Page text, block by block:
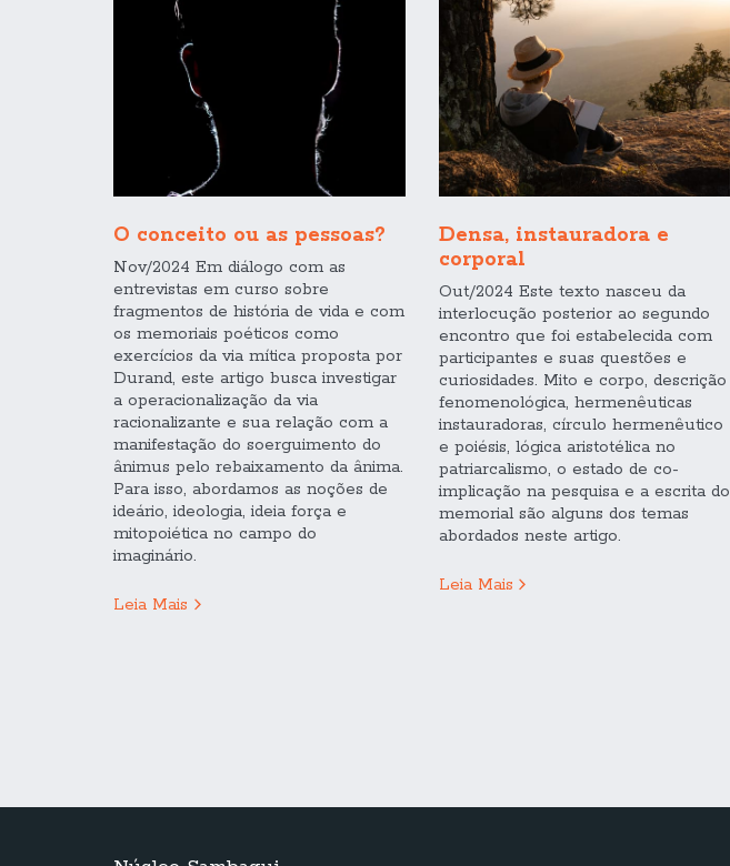
O conceito ou as pessoas?
Nov/2024 Em diálogo com as
entrevistas em curso sobre
fragmentos de história de vida e com
os memoriais poéticos como
exercícios da via mítica proposta por
Durand, este artigo busca investigar
a operacionalização da via
racionalizante e sua relação com a
manifestação do soerguimento do
ânimus pelo rebaixamento da ânima.
Para isso, abordamos as noções de
ideário, ideologia, ideia força e
mitopoiética no campo do
imaginário.
Leia Mais
Densa, instauradora e
corporal
Out/2024 Este texto nasceu da
interlocução posterior ao segundo
encontro que foi estabelecida com
participantes e suas questões e
curiosidades. Mito e corpo, descrição
fenomenológica, hermenêuticas
instauradoras, círculo hermenêutico
e poiésis, lógica aristotélica no
patriarcalismo, o estado de co-
implicação na pesquisa e a escrita do
memorial são alguns dos temas
abordados neste artigo.
Leia Mais